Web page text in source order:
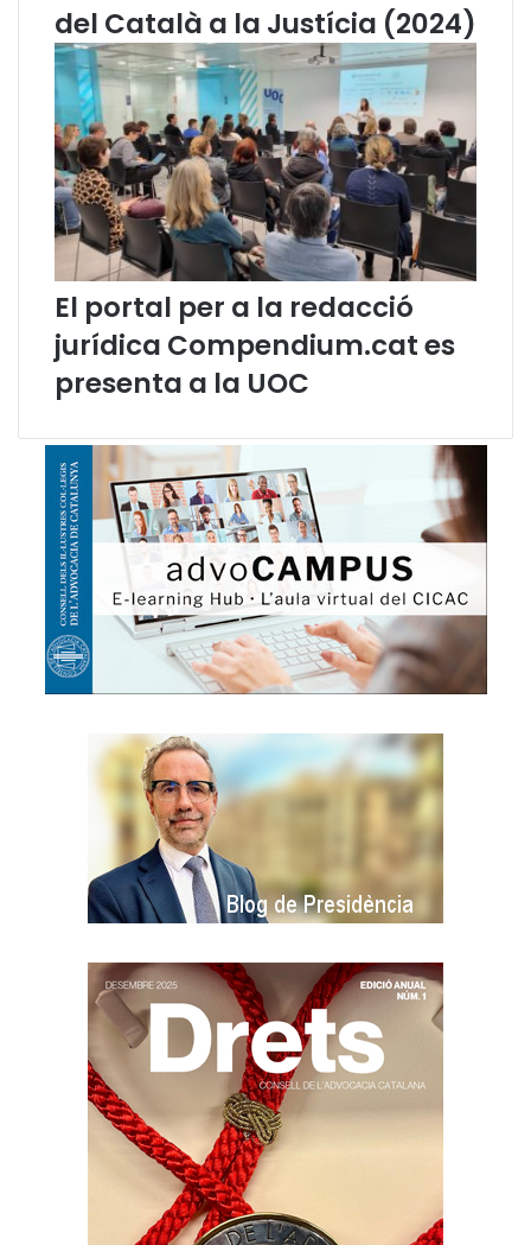
a
(
n
e
r
2
0
4
del Català a la Justícia (2024)
El portal per a la redacció
jurídica Compendium.cat es
presenta a la UOC